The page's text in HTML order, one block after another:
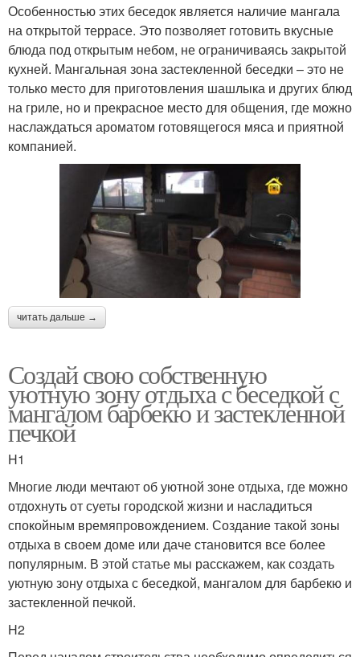
Особенностью этих беседок является наличие мангала
на открытой террасе. Это позволяет готовить вкусные
блюда под открытым небом, не ограничиваясь закрытой
кухней. Мангальная зона застекленной беседки – это не
только место для приготовления шашлыка и других блюд
на гриле, но и прекрасное место для общения, где можно
наслаждаться ароматом готовящегося мяса и приятной
компанией.
читать дальше →
Создай свою собственную
уютную зону отдыха с беседкой с
мангалом барбекю и застекленной
печкой
H1
Многие люди мечтают об уютной зоне отдыха, где можно
отдохнуть от суеты городской жизни и насладиться
спокойным времяпровождением. Создание такой зоны
отдыха в своем доме или даче становится все более
популярным. В этой статье мы расскажем, как создать
уютную зону отдыха с беседкой, мангалом для барбекю и
застекленной печкой.
H2